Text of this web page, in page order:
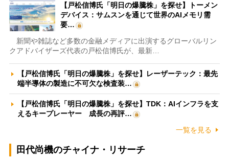
【戸松信博氏「明日の爆騰株」を探せ】トーメン
デバイス：サムスンを通じて世界のAIメモリ需
要…
新聞や雑誌など多数の金融メディアに出演するグローバルリン
クアドバイザーズ代表の戸松信博氏が、最新…
【戸松信博氏「明日の爆騰株」を探せ】レーザーテック：最先
端半導体の製造に不可欠な検査装…
【戸松信博氏「明日の爆騰株」を探せ】TDK：AIインフラを支
えるキープレーヤー 成長の再評…
一覧を見る
田代尚機のチャイナ・リサーチ